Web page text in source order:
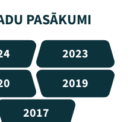
PASĀKUMI
2023
2019
2017